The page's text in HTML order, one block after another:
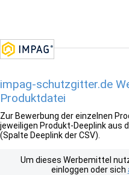
impag-schutzgitter.de
Produktdatei
Zur Bewerbung der einzelnen
jeweiligen Produkt-Deeplink aus
(Spalte Deeplink der CSV).
Um dieses Werbemittel
einloggen oder sich